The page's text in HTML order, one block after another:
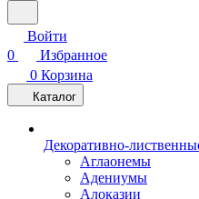
Войти
0
Избранное
0 Корзина
Каталог
Декоративно-
Аглаонемы
Адениумы
Алоказии